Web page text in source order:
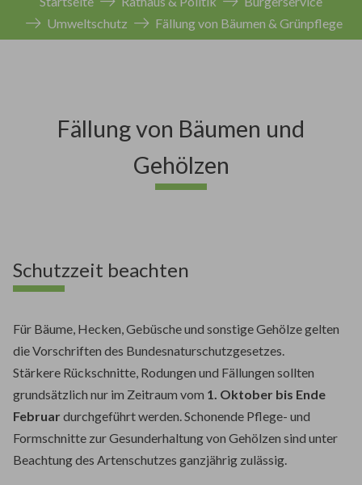
Umweltschutz
Fällung von Bäumen & Grünpflege
Fällung von Bäumen und
Gehölzen
Schutzzeit beachten
Für Bäume, Hecken, Gebüsche und sonstige Gehölze gelten
die Vorschriften des Bundesnaturschutzgesetzes.
Stärkere Rückschnitte, Rodungen und Fällungen sollten
grundsätzlich nur im Zeitraum vom 1. Oktober bis Ende
Februar durchgeführt werden. Schonende Pflege- und
Formschnitte zur Gesunderhaltung von Gehölzen sind unter
Beachtung des Artenschutzes ganzjährig zulässig.